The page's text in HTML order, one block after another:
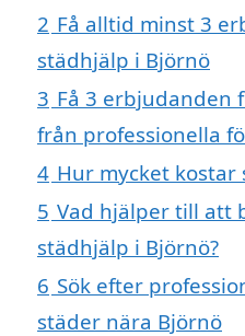
2 Få alltid minst 3
städhjälp i Björnö
3 Få 3 erbjudanden
från professionella
4 Hur mycket kostar
5 Vad hjälper till att
städhjälp i Björnö?
6 Sök efter
städer nära Björnö